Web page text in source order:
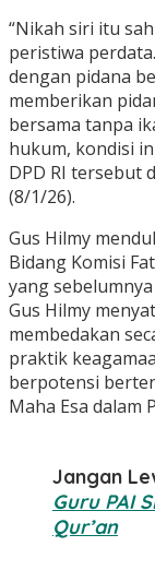
“Nikah siri itu
peristiwa
dengan pidana
memberikan
bersama tanpa
hukum, kondisi
DPD RI tersebut
(8/1/26).
Gus Hilmy
Bidang Komisi
yang
Gus Hilmy
membedakan
praktik
berpotensi
Maha Esa dalam
Jangan
Guru PAI
Qur’an